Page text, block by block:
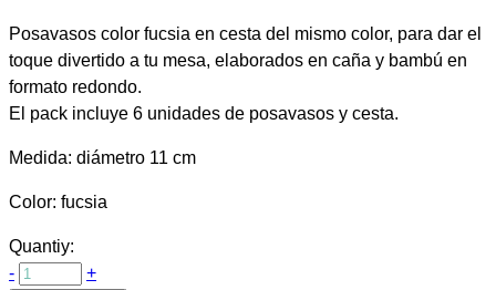
Posavasos color fucsia en cesta del mismo color, para dar el
toque divertido a tu mesa, elaborados en caña y bambú en
formato redondo.
El pack incluye 6 unidades de posavasos y cesta.
Medida: diámetro 11 cm
Color: fucsia
Quantiy:
-
+